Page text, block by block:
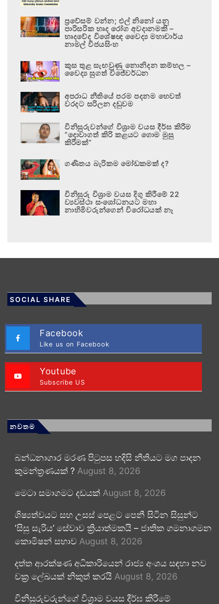
ප්‍රවේසම් වන්න; එල් නිනෝ යනු
පාරිසරික හෘද රෝග අවදානමකි –
හෘදවේද විශේෂඥ වෛද්‍ය මහාචාර්ය
නාමල් විජයසිංහ
කුස තුළ සැඟවුණු නොනිදන කම්හල –
වෛද්‍ය සුගත් විජේවර්ධන
අපරාධ නීතියේ පරම පදනම හෙවත්
වරදට සරිලන දඬුවම
විනිසුරුවන්ගේ විශ්‍රාම වයස දීර්ඝ කිරීම
“දොවාගත් කිරි කළයට ගොම මුසු
කිරීමක්”
ගණිතය බැරිකම මෝඩකමක් ද?
විනිසුරු විශ්‍රාම වයස දිගු කිරීමේ 22
ව්‍යවස්ථා සංශෝධනයට මහා
නාහිමිවරුන්ගෙන් විරෝධයක් නෑ
SOCIAL SHARE
Facebook
Like us on Facebook
Youtube
Subscribe US
නවතම
බන්ධනාගාර මරණ පිටුපස හදිසි නීතියට මග පාදන
කුමන්ත්‍රණයක් ? August 8, 2026
මෙටා සමාගමට දඩයක් August 8, 2026
ශිෂ්‍යත්වයට සහ උසස් පෙළට පෙනී සිටින සිසුන්ට
‘සිසු සැරිය’ සේවාව ක්‍රියාත්මකයි – ජාතික ගමනාගමන
කොමිෂන් සභාව August 8, 2026
දත්ත ආරක්ෂණ අධිකාරියෙන් රාජ්‍ය අංශය සඳහා නව
චක්‍ර ලේඛයක් නිකුත් කරයි August 8, 2026
විනිසුරුවරුන්ගේ විශ්‍රාම වයස දීර්ඝ කිරීමේ